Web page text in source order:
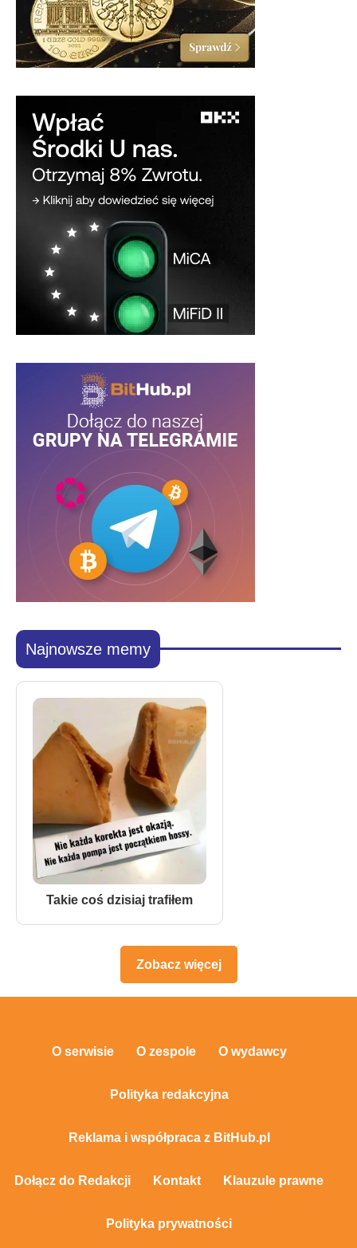
Najnowsze memy
Takie coś dzisiaj trafiłem
Zobacz więcej
O serwisie O zespole O wydawcy
Polityka redakcyjna
Reklama i współpraca z BitHub.pl
Dołącz do Redakcji Kontakt Klauzule prawne
Polityka prywatności